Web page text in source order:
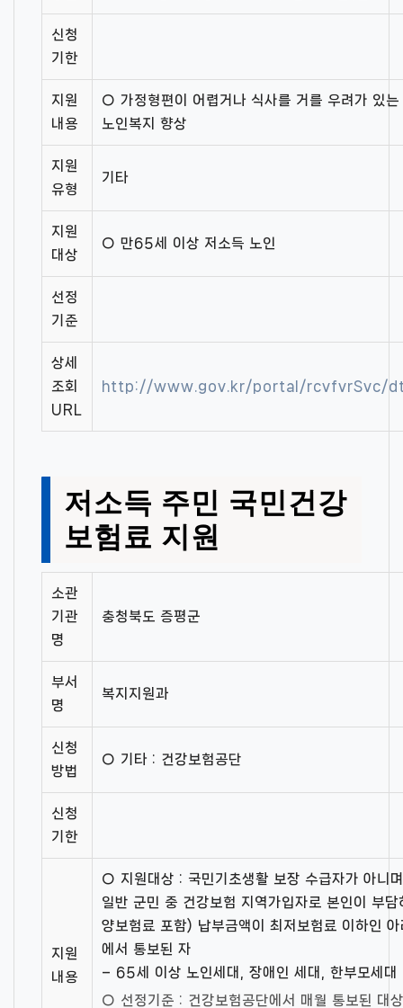
신청
기한
지원
내용
○ 가정형편이 어렵거나 식사를 거를 우려가 있
노인복지 향상
지원
유형
기타
지원
대상
○ 만65세 이상 저소득 노인
선정
기준
상세
조회
URL
http://www.gov.kr/portal/rcvfvrSvc/
저소득 주민 국민건강
보험료 지원
소관
기관
명
충청북도 증평군
부서
명
복지지원과
신청
방법
○ 기타 : 건강보험공단
신청
기한
지원
내용
○ 지원대상 : 국민기초생활 보장 수급자가 아니
일반 군민 중 건강보험 지역가입자로 본인이 부
양보험료 포함) 납부금액이 최저보험료 이하인
에서 통보된 자
– 65세 이상 노인세대, 장애인 세대, 한부모세대
○ 선정기준 : 건강보험공단에서 매월 통보된 대